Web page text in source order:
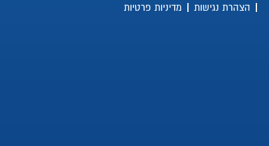
הצהרת נגישות
מדיניות פרטיות